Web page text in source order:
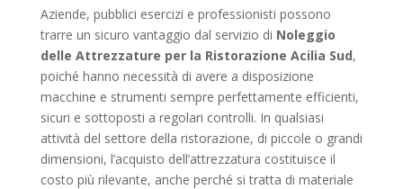
Aziende, pubblici esercizi e professionisti possono
trarre un sicuro vantaggio dal servizio di Noleggio
delle Attrezzature per la Ristorazione Acilia Sud,
poiché hanno necessità di avere a disposizione
macchine e strumenti sempre perfettamente efficienti,
sicuri e sottoposti a regolari controlli. In qualsiasi
attività del settore della ristorazione, di piccole o grandi
dimensioni, l’acquisto dell’attrezzatura costituisce il
costo più rilevante, anche perché si tratta di materiale